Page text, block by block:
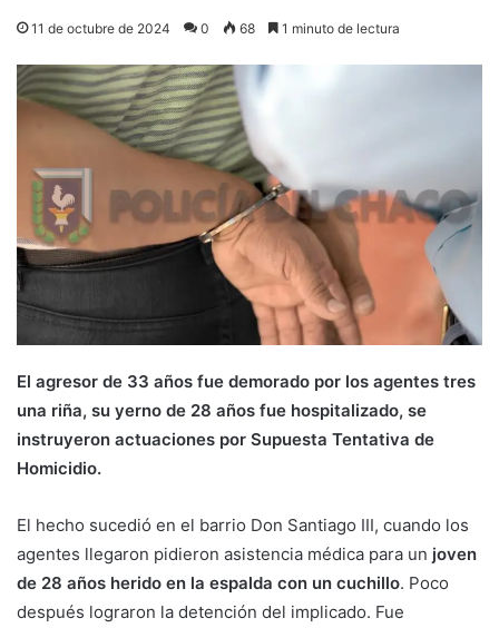
11 de octubre de 2024 0 68 1 minuto de lectura
El agresor de 33 años fue demorado por los agentes tres
una riña, su yerno de 28 años fue hospitalizado, se
instruyeron actuaciones por Supuesta Tentativa de
Homicidio.
El hecho sucedió en el barrio Don Santiago III, cuando los
agentes llegaron pidieron asistencia médica para un joven
de 28 años herido en la espalda con un cuchillo. Poco
después lograron la detención del implicado. Fue